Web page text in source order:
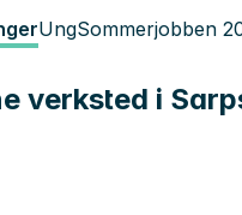
UngSommerjobben
verksted i